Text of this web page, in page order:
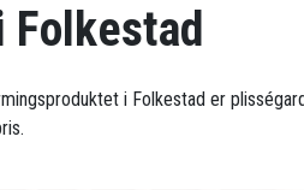
i Folkestad er